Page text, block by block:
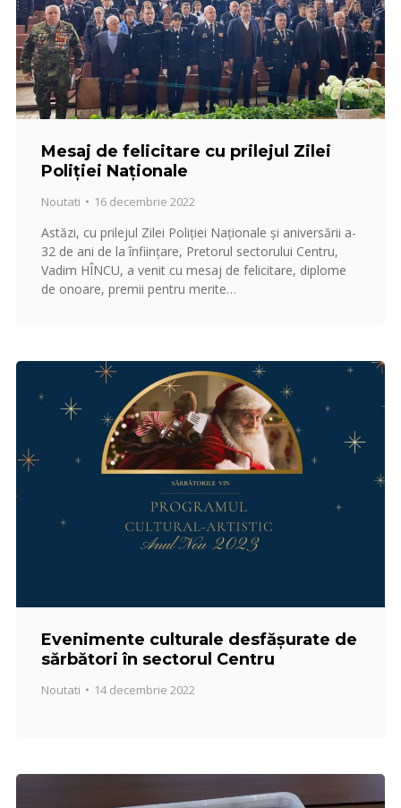
Mesaj de felicitare cu prilejul Zilei
Poliției Naționale
Noutati 16 decembrie 2022
Astăzi, cu prilejul Zilei Poliției Naționale și aniversării a-
32 de ani de la înființare, Pretorul sectorului Centru,
Vadim HÎNCU, a venit cu mesaj de felicitare, diplome
de onoare, premii pentru merite…
Evenimente culturale desfășurate de
sărbători în sectorul Centru
Noutati 14 decembrie 2022